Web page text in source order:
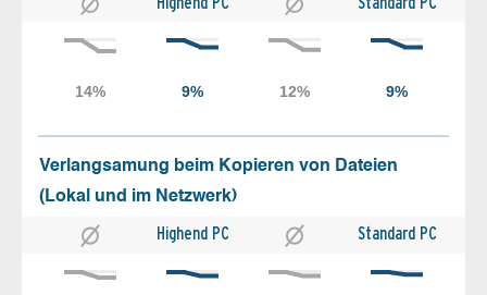
Verlangsamung beim Kopieren von Dateien
(Lokal und im Netzwerk)
Highend PC Standard PC